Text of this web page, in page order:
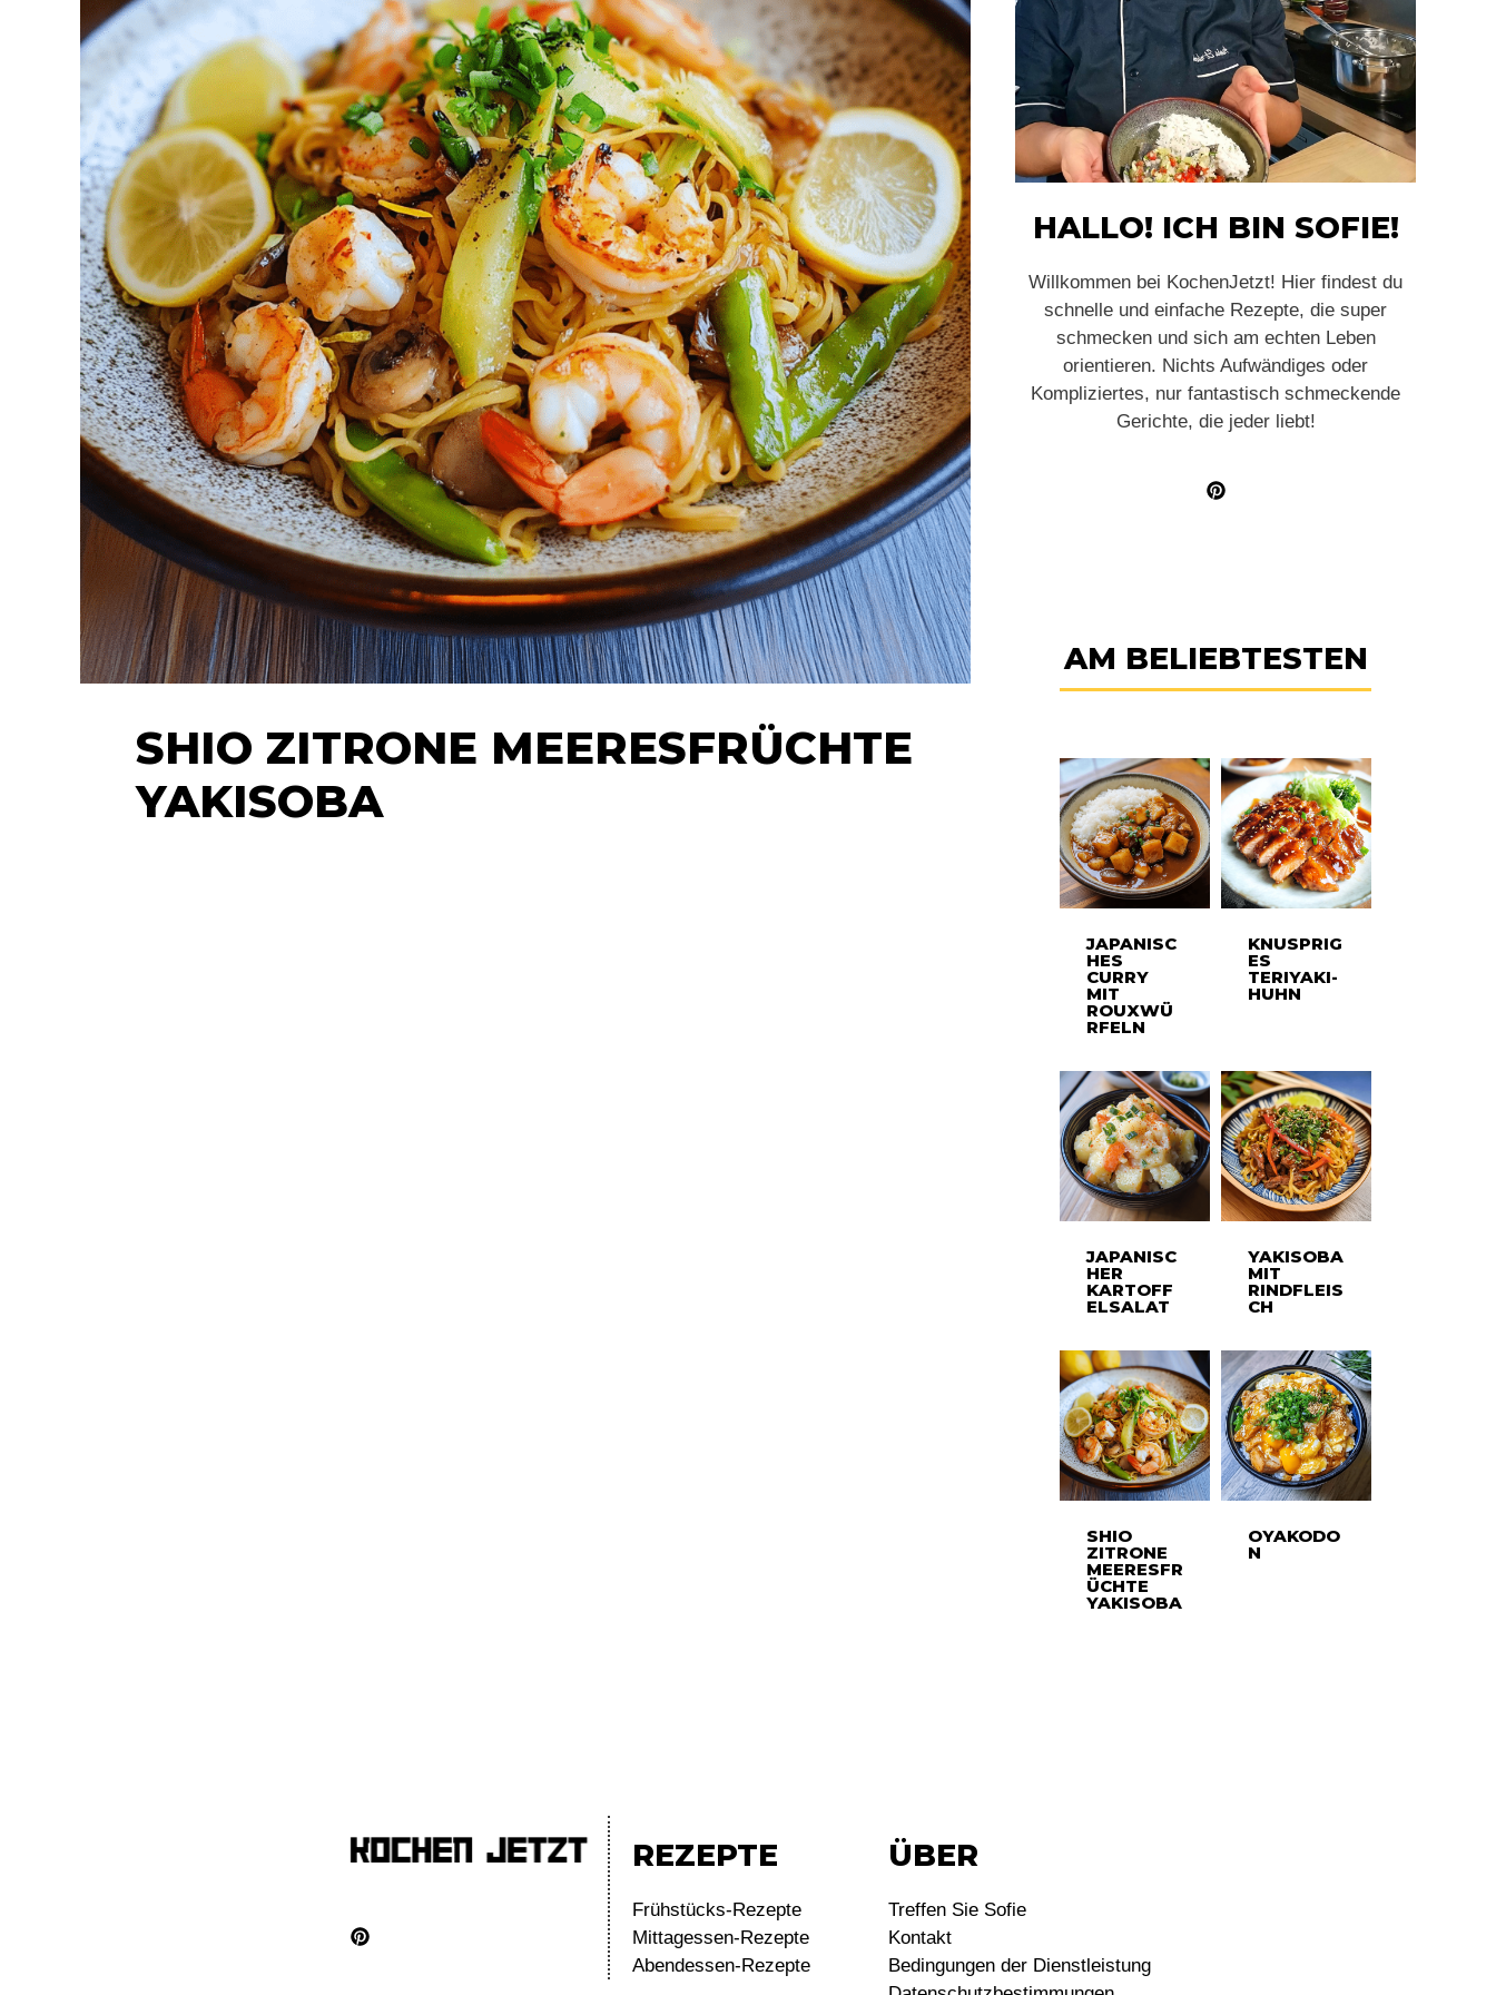
SHIO ZITRONE MEERESFRÜCHTE
YAKISOBA
HALLO! ICH BIN SOFIE!
Willkommen bei KochenJetzt! Hier findest du
schnelle und einfache Rezepte, die super
schmecken und sich am echten Leben
orientieren. Nichts Aufwändiges oder
Kompliziertes, nur fantastisch schmeckende
Gerichte, die jeder liebt!
AM BELIEBTESTEN
JAPANISC
HES
CURRY
MIT
ROUXWÜ
RFELN
KNUSPRIG
ES
TERIYAKI-
HUHN
JAPANISC
HER
KARTOFF
ELSALAT
YAKISOBA
MIT
RINDFLEIS
CH
SHIO
ZITRONE
MEERESFR
ÜCHTE
YAKISOBA
OYAKODO
N
REZEPTE
Frühstücks-Rezepte
Mittagessen-Rezepte
Abendessen-Rezepte
ÜBER
Treffen Sie Sofie
Kontakt
Bedingungen der Dienstleistung